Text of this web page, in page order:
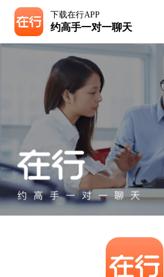
下载在行APP
约高手一对一聊天